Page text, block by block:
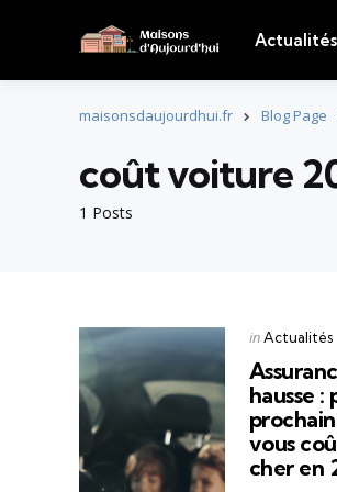
Actualités
maisonsdaujourdhui.fr Blog Page
1 Posts
coût voiture
Categories
Posted
in Actualités
hausse
vous
cher en